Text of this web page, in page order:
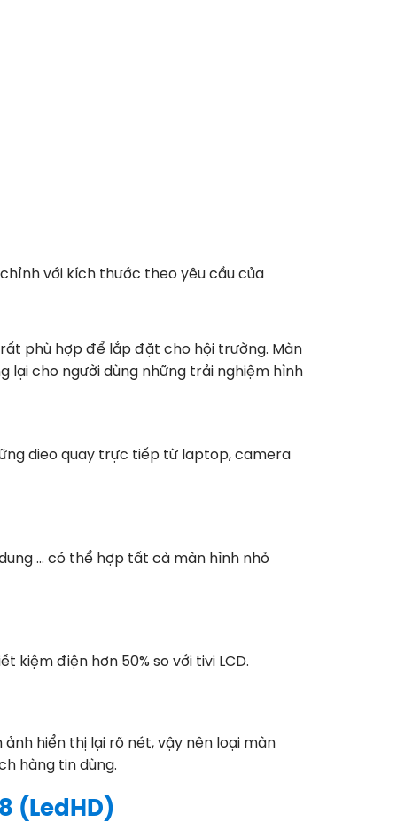
với kích thước theo yêu cầu của
phù hợp để lắp đặt cho hội trường. Màn
lại cho người dùng những trải nghiệm hình
dieo quay trực tiếp từ laptop, camera
… có thể hợp tất cả màn hình nhỏ
kiệm điện hơn 50% so với tivi LCD.
hiển thị lại rõ nét, vậy nên loại màn
hàng tin dùng.
(LedHD)